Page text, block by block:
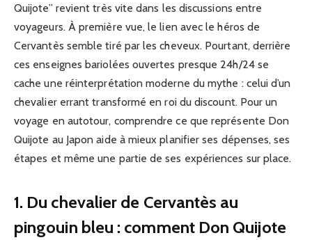
Quijote” revient très vite dans les discussions entre
voyageurs. À première vue, le lien avec le héros de
Cervantès semble tiré par les cheveux. Pourtant, derrière
ces enseignes bariolées ouvertes presque 24h/24 se
cache une réinterprétation moderne du mythe : celui d’un
chevalier errant transformé en roi du discount. Pour un
voyage en autotour, comprendre ce que représente Don
Quijote au Japon aide à mieux planifier ses dépenses, ses
étapes et même une partie de ses expériences sur place.
1. Du chevalier de Cervantès au
pingouin bleu : comment Don Quijote